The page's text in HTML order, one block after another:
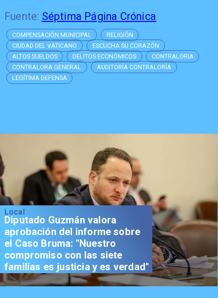
Fuente: Séptima Página Crónica
COMPENSACIÓN MUNICIPAL
RELIGIÓN
CIUDAD DEL VATICANO
ESCUCHA SU CORAZÓN
ALTOS SUELDOS
DELITOS ECONÓMICOS
CONTRALORIA
CONTRALORA GENERAL
AUDITORÍA CONTRALORÍA
LEGÍTIMA DEFENSA
Local
Diputado Guzmán valora
aprobación del informe sobre
el Caso Bruma: "Nuestro
compromiso con las siete
familias es justicia y es verdad"